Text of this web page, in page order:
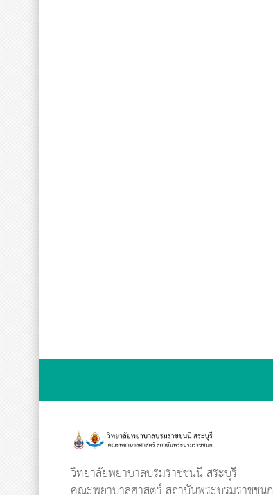
วิทยาลัยพยาบาลบรมราชชนนี สระบุรี